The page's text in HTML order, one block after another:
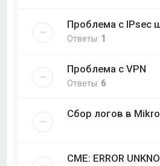
Проблема с IPsec
Ответы: 1
Проблема с VPN
Ответы: 6
Сбор логов в
CME: ERROR